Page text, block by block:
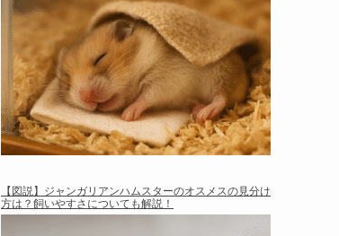
【図説】ジャンガリアンハムスターのオスメスの見分け
方は？飼いやすさについても解説！